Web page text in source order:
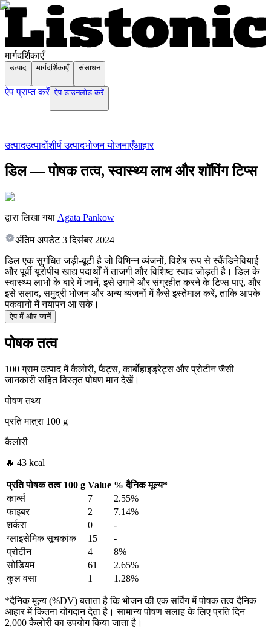
मार्गदर्शिकाएँ
उत्पाद मार्गदर्शिकाएँ संसाधन
ऐप प्राप्त करें ऐप डाउनलोड करें
उत्पादउत्पादोंशीर्ष उत्पादभोजन योजनाएँआहार
डिल — पोषक तत्व, स्वास्थ्य लाभ और शॉपिंग टिप्स
द्वारा लिखा गया Agata Pankow
अंतिम अपडेट 3 दिसंबर 2024
डिल एक सुगंधित जड़ी-बूटी है जो विभिन्न व्यंजनों, विशेष रूप से स्कैंडिनेवियाई
और पूर्वी यूरोपीय खाद्य पदार्थों में ताजगी और विशिष्ट स्वाद जोड़ती है। डिल के
स्वास्थ्य लाभों के बारे में जानें, इसे उगाने और संग्रहीत करने के टिप्स पाएं, और
इसे सलाद, समुद्री भोजन और अन्य व्यंजनों में कैसे इस्तेमाल करें, ताकि आपके
पकवानों में नयापन आ सके।
ऐप में और जानें
पोषक तत्व
100 ग्राम उत्पाद में कैलोरी, फैट्स, कार्बोहाइड्रेट्स और प्रोटीन जैसी
जानकारी सहित विस्तृत पोषण मान देखें।
पोषण तथ्य
प्रति मात्रा 100 g
कैलोरी
🔥 43 kcal
प्रति पोषक तत्व 100 g Value %दैनिक मूल्य*
कार्ब्स
7
2.55%
फाइबर
2
7.14%
शर्करा
0
-
ग्लाइसेमिक सूचकांक
15
-
प्रोटीन
4
8%
सोडियम
61
2.65%
कुल वसा
1 1.28%
*दैनिक मूल्य (%DV) बताता है कि भोजन की एक सर्विंग में पोषक तत्व दैनिक
आहार में कितना योगदान देता है। सामान्य पोषण सलाह के लिए प्रति दिन
2,000 कैलोरी का उपयोग किया जाता है।